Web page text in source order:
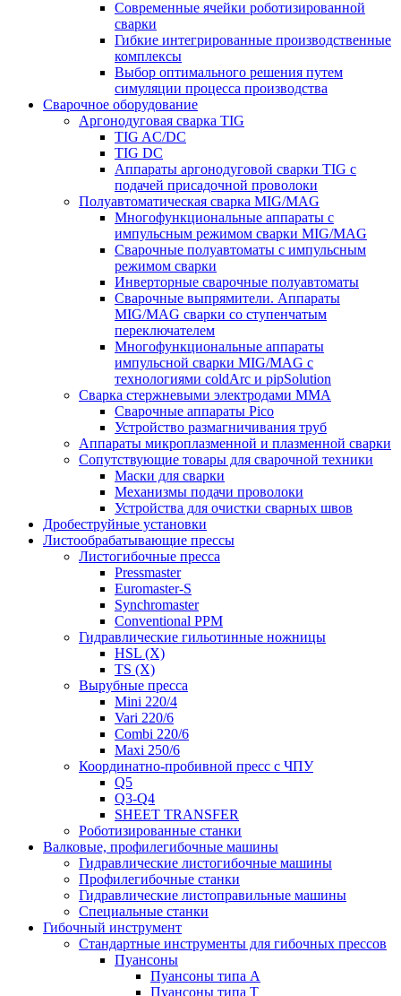
Современные ячейки роботизированной
сварки
Гибкие интегрированные производственные
комплексы
Выбор оптимального решения путем
симуляции процесса производства
Сварочное оборудование
Аргонодуговая сварка TIG
TIG AC/DC
TIG DC
Аппараты аргонодуговой сварки TIG с
подачей присадочной проволоки
Полуавтоматическая сварка MIG/MAG
Многофункциональные аппараты с
импульсным режимом сварки MIG/MAG
Сварочные полуавтоматы с импульсным
режимом сварки
Инверторные сварочные полуавтоматы
Сварочные выпрямители. Аппараты
MIG/MAG сварки со ступенчатым
переключателем
Многофункциональные аппараты
импульсной сварки MIG/MAG с
технологиями coldArc и pipSolution
Сварка стержневыми электродами MMA
Сварочные аппараты Pico
Устройство размагничивания труб
Аппараты микроплазменной и плазменной сварки
Сопутствующие товары для сварочной техники
Маски для сварки
Механизмы подачи проволоки
Устройства для очистки сварных швов
Дробеструйные установки
Листообрабатывающие прессы
Листогибочные пресса
Pressmaster
Euromaster-S
Synchromaster
Conventional PPM
Гидравлические гильотинные ножницы
HSL (X)
TS (X)
Вырубные пресса
Mini 220/4
Vari 220/6
Combi 220/6
Maxi 250/6
Координатно-пробивной пресс с ЧПУ
Q5
Q3-Q4
SHEET TRANSFER
Роботизированные станки
Валковые, профилегибочные машины
Гидравлические листогибочные машины
Профилегибочные станки
Гидравлические листоправильные машины
Специальные станки
Гибочный инструмент
Стандартные инструменты для гибочных прессов
Пуансоны
Пуансоны типа A
Пуансоны типа T